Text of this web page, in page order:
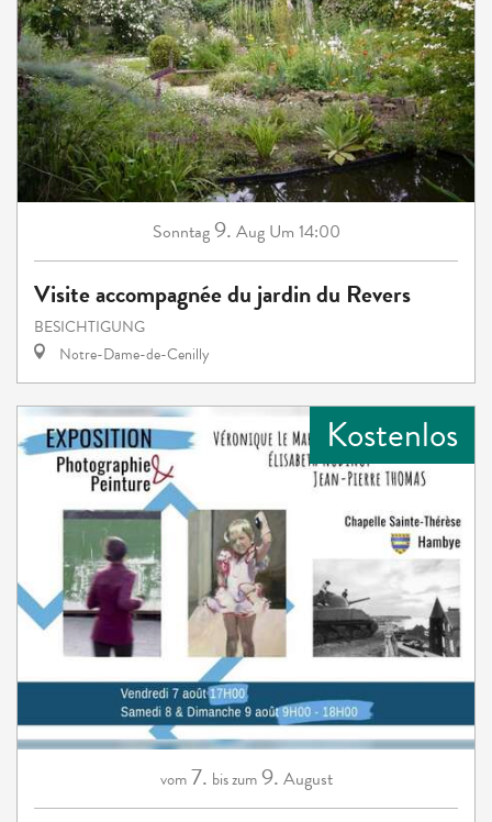
Sonntag9. Aug Um 14:00
Visite accompagnée du jardin du Revers
BESICHTIGUNG
Notre-Dame-de-Cenilly
Kostenlos
vom 7. bis zum 9. August